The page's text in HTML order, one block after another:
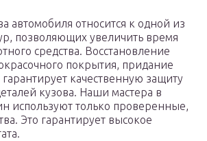
автомобиля относится к одной из
позволяющих увеличить время
средства. Восстановление
покрытия, придание
качественную защиту
кузова. Наши мастера в
используют только проверенные,
Это гарантирует высокое